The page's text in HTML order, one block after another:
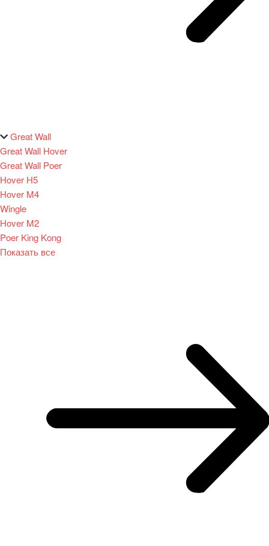
Great Wall
Great Wall Hover
Great Wall Poer
Hover H5
Hover M4
Wingle
Hover M2
Poer King Kong
Показать все